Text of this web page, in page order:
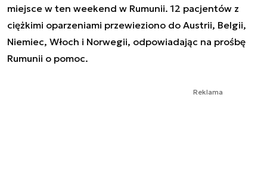
miejsce w ten weekend w Rumunii. 12 pacjentów z
ciężkimi oparzeniami przewieziono do Austrii, Belgii,
Niemiec, Włoch i Norwegii, odpowiadając na prośbę
Rumunii o pomoc.
Reklama